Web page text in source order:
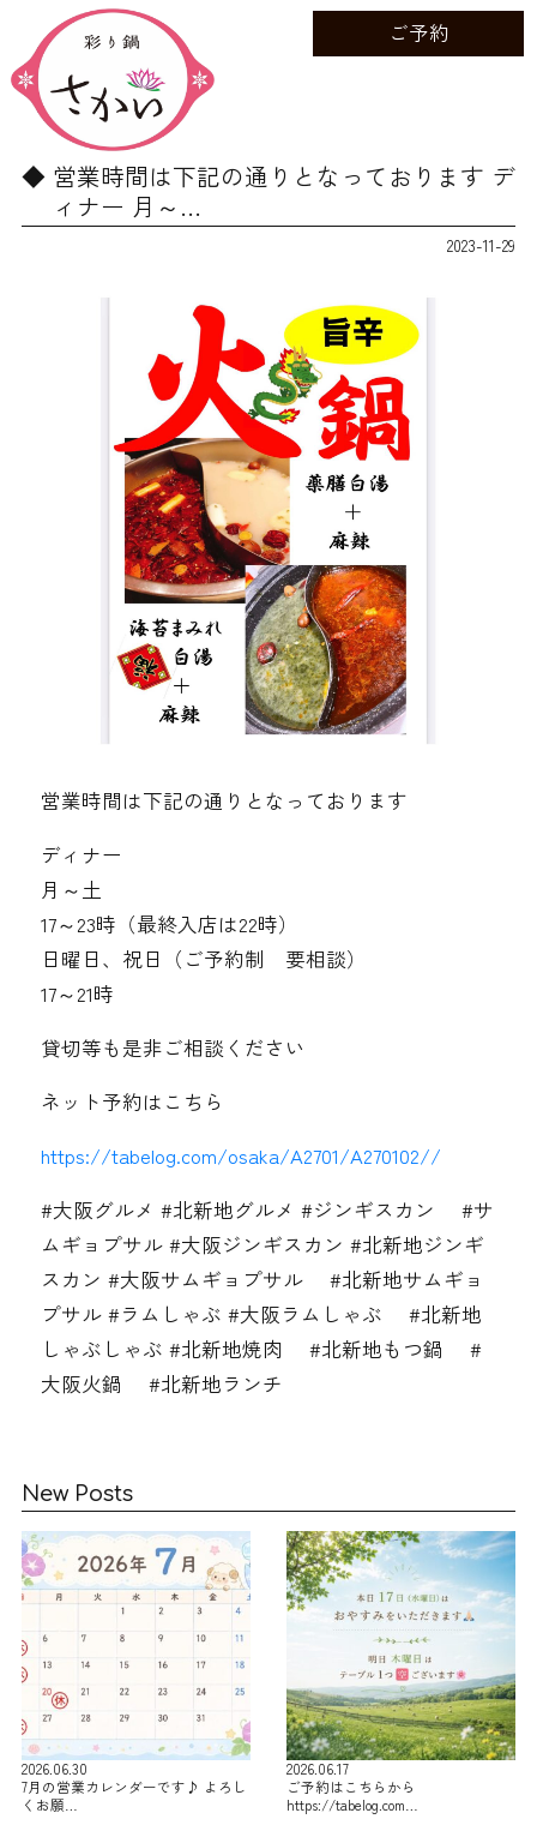
ご予約
営業時間は下記の通りとなっております デ
ィナー 月～…
2023-11-29
営業時間は下記の通りとなっております
ディナー
月～土
17～23時（最終入店は22時）
日曜日、祝日（ご予約制 要相談）
17～21時
貸切等も是非ご相談ください
ネット予約はこちら
https://tabelog.com/osaka/A2701/A270102//
#大阪グルメ #北新地グルメ #ジンギスカン #サ
ムギョプサル #大阪ジンギスカン #北新地ジンギ
スカン #大阪サムギョプサル #北新地サムギョ
プサル #ラムしゃぶ #大阪ラムしゃぶ #北新地
しゃぶしゃぶ #北新地焼肉 #北新地もつ鍋 #
大阪火鍋 #北新地ランチ
New Posts
2026.06.30
7月の営業カレンダーです♪ よろし
くお願…
2026.06.17
ご予約はこちらから
https://tabelog.com…